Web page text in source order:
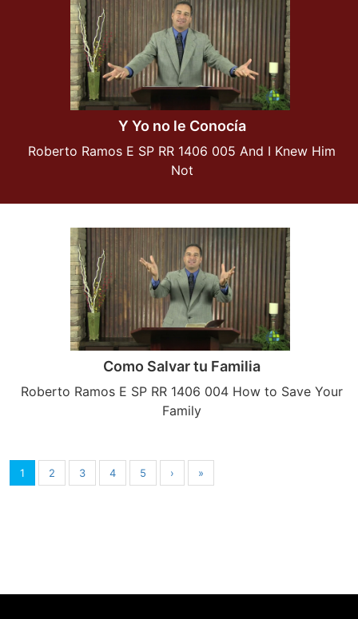
Y Yo no le Conocía
Roberto Ramos E SP RR 1406 005 And I Knew Him
Not
Como Salvar tu Familia
Roberto Ramos E SP RR 1406 004 How to Save Your
Family
1 2 3 4 5 › »